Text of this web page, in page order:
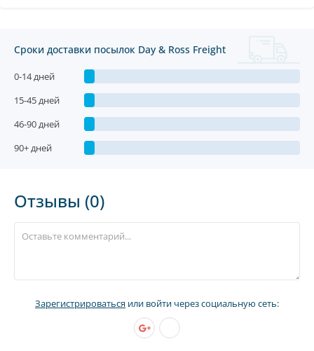
Сроки доставки посылок Day & Ross Freight
0-14 дней
15-45 дней
46-90 дней
90+ дней
Отзывы (0)
Зарегистрироваться или войти через социальную сеть: